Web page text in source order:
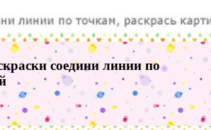
соедини линии по